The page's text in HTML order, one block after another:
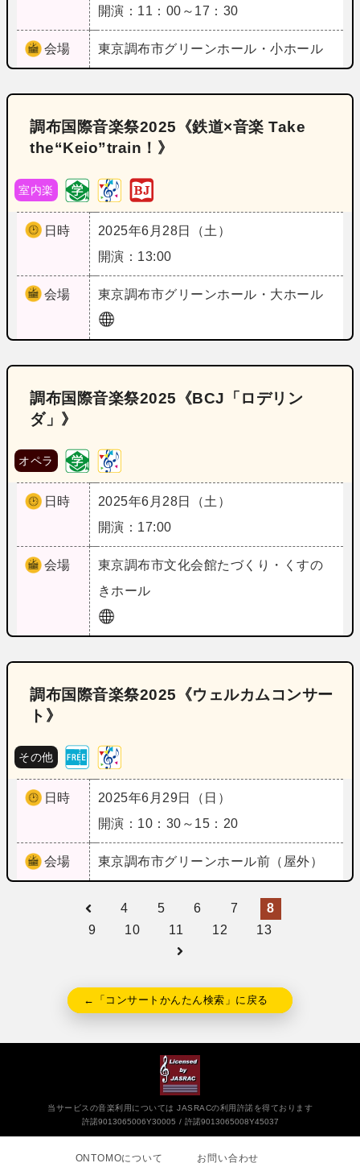
開演：11：00～17：30
会場 東京調布市グリーンホール・小ホール
調布国際音楽祭2025《鉄道×音楽 Take
the“Keio”train！》
室内楽
日時
2025年6月28日（土）
開演：13:00
会場 東京調布市グリーンホール・大ホール
調布国際音楽祭2025《BCJ「ロデリン
ダ」》
オペラ
日時
2025年6月28日（土）
開演：17:00
会場 東京調布市文化会館たづくり・くすの
きホール
調布国際音楽祭2025《ウェルカムコンサー
ト》
その他
日時
2025年6月29日（日）
開演：10：30～15：20
会場 東京調布市グリーンホール前（屋外）
4 5 6 7
8
9
10 11 12 13
←「コンサートかんたん検索」に戻る
当サービスの音楽利用については JASRACの利用許諾を得ております
許諾9013065006Y30005
許諾9013065008Y45037
ONTOMOについて お問い合わせ